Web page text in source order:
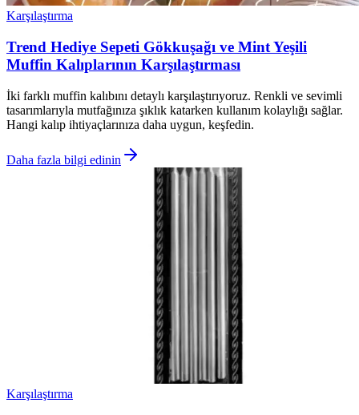
Karşılaştırma
Trend Hediye Sepeti Gökkuşağı ve Mint Yeşili
Muffin Kalıplarının Karşılaştırması
İki farklı muffin kalıbını detaylı karşılaştırıyoruz. Renkli ve sevimli
tasarımlarıyla mutfağınıza şıklık katarken kullanım kolaylığı sağlar.
Hangi kalıp ihtiyaçlarınıza daha uygun, keşfedin.
Daha fazla bilgi edinin
Karşılaştırma